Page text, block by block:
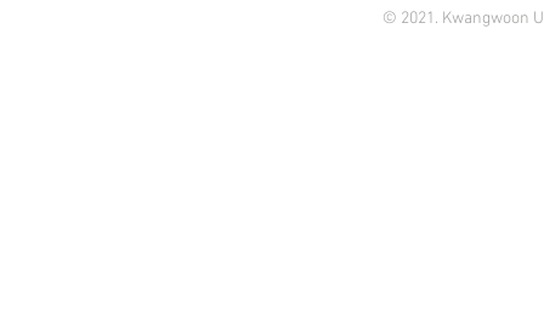
© 2021. Kwangwoon